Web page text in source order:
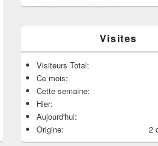
Visites
Visiteurs Total:
Ce mois:
Cette semaine:
Hier:
Aujourd'hui:
2
Origine: